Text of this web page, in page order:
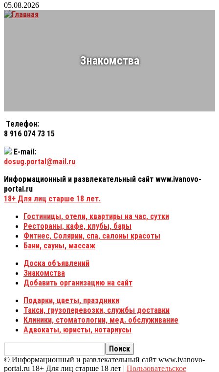
05.08.2026
Знакомства
Телефон:
8 916 074 73 15
E-mail:
dosug.portal@mail.ru
Информационный и развлекательный сайт www.ivanovo-
portal.ru
18+ Для лиц старше 18 лет.
Гостиницы, отели, квартиры на час, сутки
Рестораны, кафе, клубы, бары
Фитнес, Солярии, спа, салоны красоты
Бани, сауны, массаж
Доска объявлений
Знакомства
Добавить организацию на сайт
Подарки, цветы, праздники
Такси, грузоперевозки, службы доставки
Клиники, стоматологии, мед. обслуживание
Адвокаты, юристы, нотариусы
© Информационный и развлекательный сайт www.ivanovo-
portal.ru 18+ Для лиц старше 18 лет | Пользовательское